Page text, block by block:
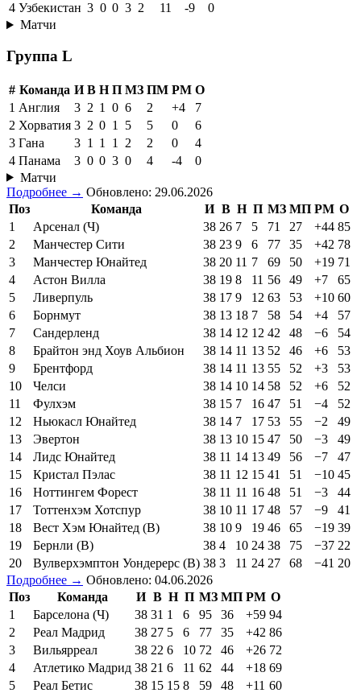
4 Узбекистан 3 0 0 3 2 11 -9
0
Матчи
Группа L
# Команда И В Н П МЗ ПМ РМ О
1 Англия 3 2 1 0 6 2 +4
7
2 Хорватия 3 2 0 1 5 5 0
6
3 Гана 3 1 1 1 2 2 0
4
4 Панама 3 0 0 3 0 4 -4
0
Матчи
Подробнее → Обновлено: 29.06.2026
Поз
Команда И В Н П МЗ МП РМ О
1
Арсенал (Ч) 38 26 7 5 71 27 +44 85
2
Манчестер Сити 38 23 9 6 77 35 +42 78
3
Манчестер Юнайтед 38 20 11 7 69 50 +19 71
4
Астон Вилла 38 19 8 11 56 49 +7
65
5
Ливерпуль 38 17 9 12 63 53 +10 60
6
Борнмут 38 13 18 7 58 54 +4
57
7
Сандерленд 38 14 12 12 42 48 −6
54
8
Брайтон энд Хоув Альбион 38 14 11 13 52 46 +6
53
9
Брентфорд 38 14 11 13 55 52 +3
53
10
Челси 38 14 10 14 58 52 +6
52
11
Фулхэм 38 15 7 16 47 51 −4
52
12
Ньюкасл Юнайтед 38 14 7 17 53 55 −2
49
13
Эвертон 38 13 10 15 47 50 −3
49
14
Лидс Юнайтед 38 11 14 13 49 56 −7
47
15
Кристал Пэлас 38 11 12 15 41 51 −10 45
16
Ноттингем Форест 38 11 11 16 48 51 −3
44
17
Тоттенхэм Хотспур 38 10 11 17 48 57 −9
41
18
Вест Хэм Юнайтед (В) 38 10 9 19 46 65 −19 39
19
Бернли (В) 38 4 10 24 38 75 −37 22
20
Вулверхэмптон Уондерерс (В) 38 3 11 24 27 68 −41 20
Подробнее → Обновлено: 04.06.2026
Поз
Команда И В Н П МЗ МП РМ О
1
Барселона (Ч) 38 31 1 6 95 36 +59 94
2
Реал Мадрид 38 27 5 6 77 35 +42 86
3
Вильярреал 38 22 6 10 72 46 +26 72
4
Атлетико Мадрид 38 21 6 11 62 44 +18 69
5
Реал Бетис 38 15 15 8 59 48 +11 60